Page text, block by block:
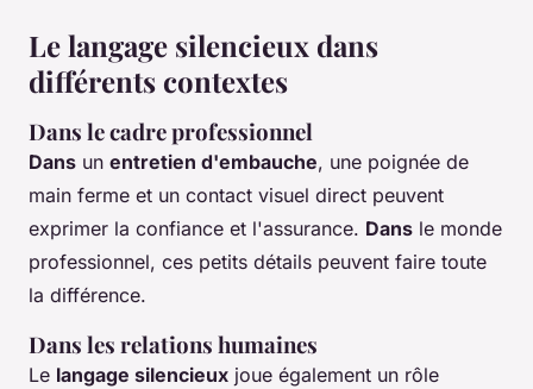
Le langage silencieux dans
différents contextes
Dans le cadre professionnel
Dans un entretien d'embauche, une poignée de
main ferme et un contact visuel direct peuvent
exprimer la confiance et l'assurance. Dans le monde
professionnel, ces petits détails peuvent faire toute
la différence.
Dans les relations humaines
Le langage silencieux joue également un rôle